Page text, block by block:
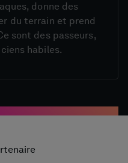
donne des
du terrain et prend
sont des passeurs,
habiles.